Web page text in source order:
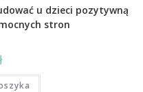
u dzieci pozytywną
stron